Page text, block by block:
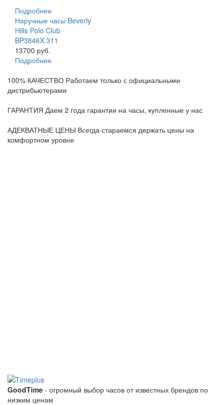
Подробнее
Наручные часы Beverly
Hills Polo Club
BP3846X.311
13700 руб.
Подробнее
100% КАЧЕСТВО Работаем только с официальными
дистрибьютерами
ГАРАНТИЯ Даем 2 года гарантии на часы, купленные у нас
АДЕКВАТНЫЕ ЦЕНЫ Всегда стараемся держать цены на
комфортном уровне
GoodTime - огромный выбор часов от известных брендов по
низким ценам